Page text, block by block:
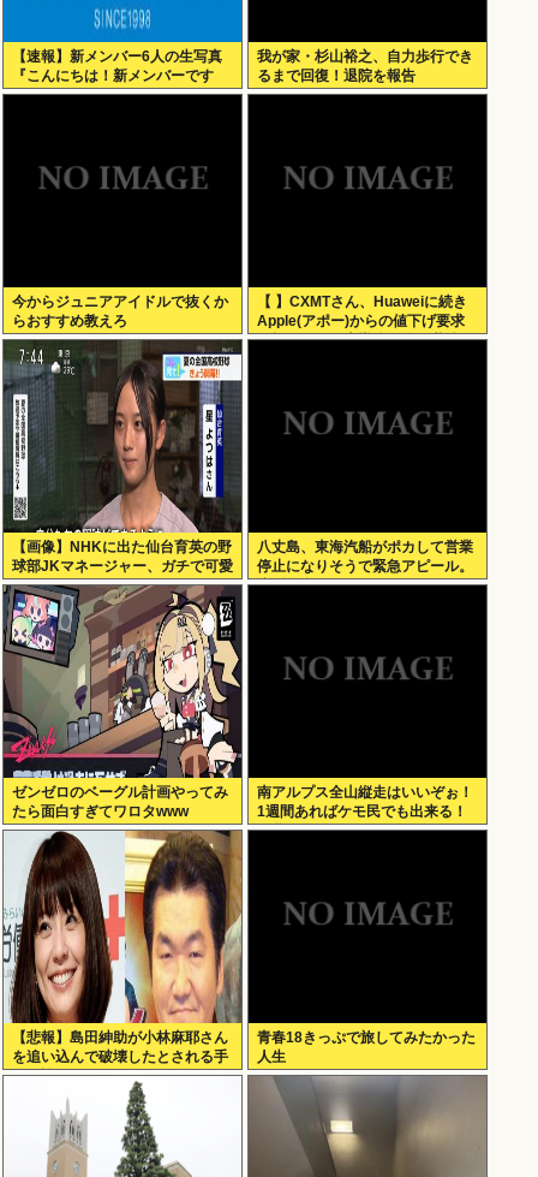
【速報】新メンバー6人の生写真
『こんにちは！新メンバーです
☆』
我が家・杉山裕之、自力歩行でき
るまで回復！退院を報告
今からジュニアアイドルで抜くか
らおすすめ教えろ
【 】CXMTさん、Huaweiに続き
Apple(アポー)からの値下げ要求
も拒否！！！半導体バボー継続
【画像】NHKに出た仙台育英の野
球部JKマネージャー、ガチで可愛
いぞ
八丈島、東海汽船がポカして営業
停止になりそうで緊急アピール。
生活物資が届かなくなるかも。ア
ゼンゼロのベーグル計画やってみ
たら面白すぎてワロタwww
南アルプス全山縦走はいいぞぉ！
1週間あればケモ民でも出来る！
お盆休みにやってみなイカ？
【悲報】島田紳助が小林麻耶さん
を追い込んで破壊したとされる手
口の詳細が明らかに･･････！！
青春18きっぷで旅してみたかった
人生